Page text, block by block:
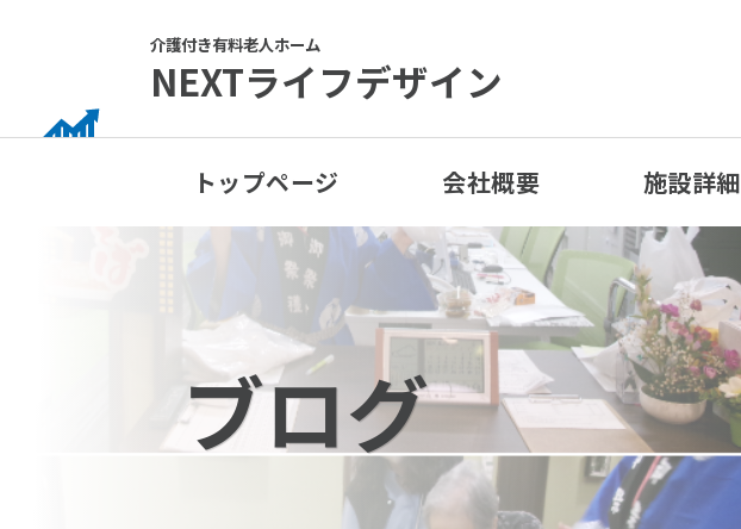
介護付き有料老人ホーム
NEXTライフデザイン
トップページ 会社概要 施設詳細
ブログ